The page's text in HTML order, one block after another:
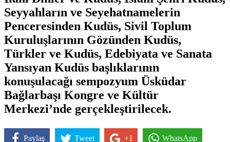
İlahi Dinler ve Kudüs, İslam Şehri Kudüs,
Seyyahların ve Seyehatnamelerin
Penceresinden Kudüs, Sivil Toplum
Kuruluşlarının Gözünden Kudüs,
Türkler ve Kudüs, Edebiyata ve Sanata
Yansıyan Kudüs başlıklarının
konuşulacağı sempozyum Üsküdar
Bağlarbaşı Kongre ve Kültür
Merkezi’nde gerçekleştirilecek.